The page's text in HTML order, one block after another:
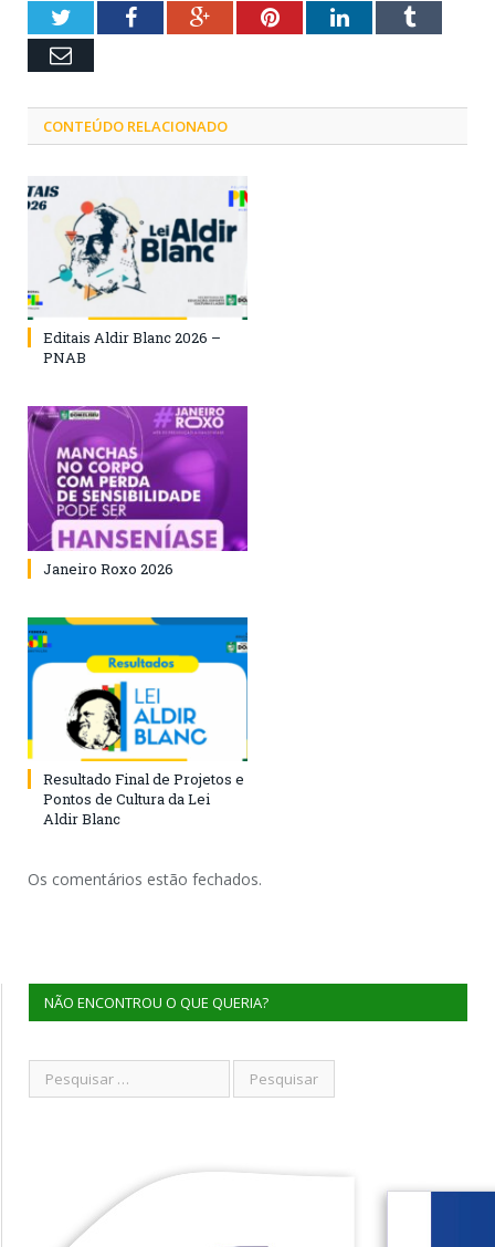
TwitterFacebookGoogle+PinterestLinkedInTumblr
Email
CONTEÚDO RELACIONADO
Editais Aldir Blanc 2026 –
PNAB
Janeiro Roxo 2026
Resultado Final de Projetos e
Pontos de Cultura da Lei
Aldir Blanc
Os comentários estão fechados.
NÃO ENCONTROU O QUE QUERIA?